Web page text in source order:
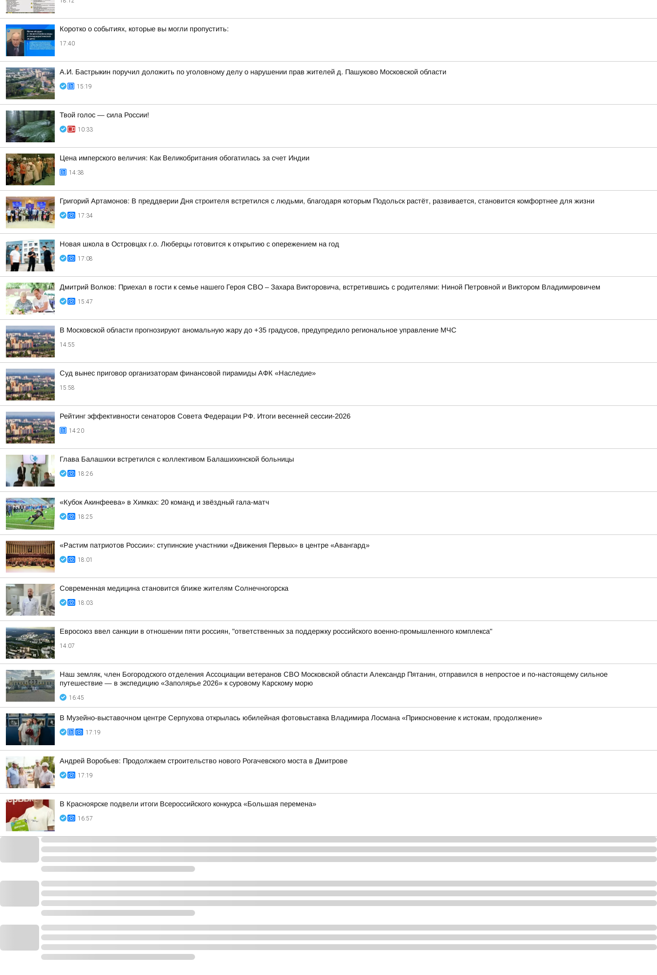
Коротко о событиях, которые вы могли пропустить:
17:40
А.И. Бастрыкин поручил доложить по уголовному делу о нарушении прав жителей д. Пашуково Московской области
15:19
Твой голос — сила России!
10:33
Цена имперского величия: Как Великобритания обогатилась за счет Индии
14:38
Григорий Артамонов: В преддверии Дня строителя встретился с людьми, благодаря которым Подольск растёт, развивается, становится комфортнее для жизни
17:34
Новая школа в Островцах г.о. Люберцы готовится к открытию с опережением на год
17:08
Дмитрий Волков: Приехал в гости к семье нашего Героя СВО – Захара Викторовича, встретившись с родителями: Ниной Петровной и Виктором Владимировичем
15:47
В Московской области прогнозируют аномальную жару до +35 градусов, предупредило региональное управление МЧС
14:55
Суд вынес приговор организаторам финансовой пирамиды АФК «Наследие»
15:58
Рейтинг эффективности сенаторов Совета Федерации РФ. Итоги весенней сессии-2026
14:20
Глава Балашихи встретился с коллективом Балашихинской больницы
18:26
«Кубок Акинфеева» в Химках: 20 команд и звёздный гала-матч
18:25
«Растим патриотов России»: ступинские участники «Движения Первых» в центре «Авангард»
18:01
Современная медицина становится ближе жителям Солнечногорска
18:03
Евросоюз ввел санкции в отношении пяти россиян, "ответственных за поддержку российского военно-промышленного комплекса"
14:07
Наш земляк, член Богородского отделения Ассоциации ветеранов СВО Московской области Александр Пятанин, отправился в непростое и по-настоящему сильное
путешествие — в экспедицию «Заполярье 2026» к суровому Карскому морю
16:45
В Музейно-выставочном центре Серпухова открылась юбилейная фотовыставка Владимира Лосмана «Прикосновение к истокам, продолжение»
17:19
Андрей Воробьев: Продолжаем строительство нового Рогачевского моста в Дмитрове
17:19
В Красноярске подвели итоги Всероссийского конкурса «Большая перемена»
16:57